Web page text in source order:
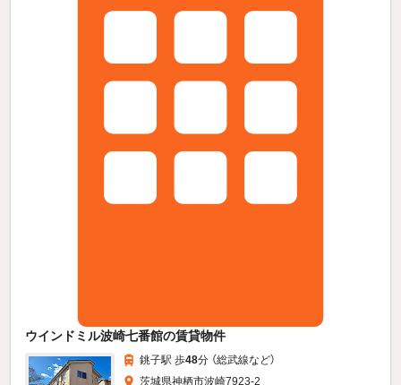
ウインドミル波崎七番館の賃貸物件
銚子駅 歩48分 （総武線など）
茨城県神栖市波崎7923-2